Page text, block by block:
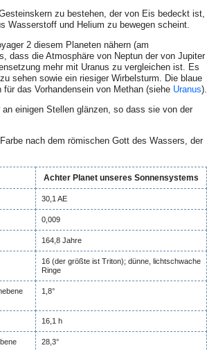
zu bestehen, der von Eis bedeckt ist,
Wasserstoff und Helium zu bewegen scheint.
2 diesem Planeten nähern (am
dass die Atmosphäre von Neptun der von Jupiter
mehr mit Uranus zu vergleichen ist. Es
sehen sowie ein riesiger Wirbelsturm. Die blaue
das Vorhandensein von Methan (siehe Uranus).
einigen Stellen glänzen, so dass sie von der
nach dem römischen Gott des Wassers, der
Achter Planet unseres Sonnensystems
30,1 AE
0,009
164,8 Jahre
16 (der größte ist Triton); dünne, lichtschwache
Ringe
1,8°
16,1 h
28,3°